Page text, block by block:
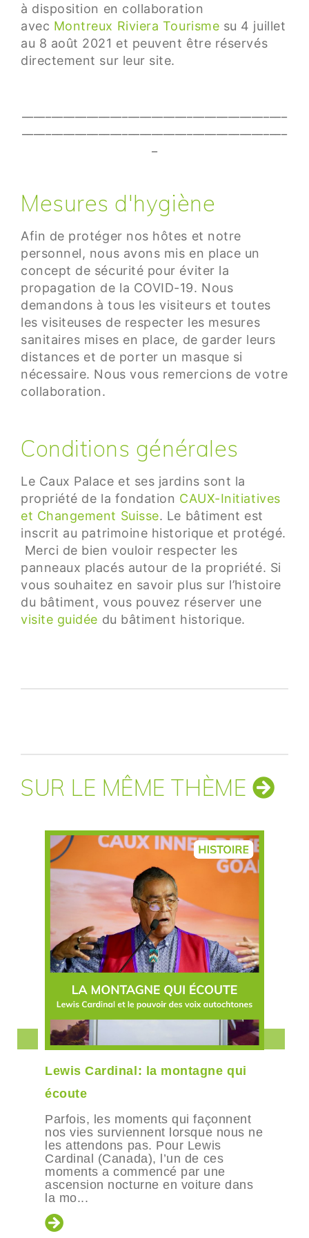
à disposition en collaboration
avec Montreux Riviera Tourisme su 4 juillet
au 8 août 2021 et peuvent être réservés
directement sur leur site.
Mesures d'hygiène
Afin de protéger nos hôtes et notre
personnel, nous avons mis en place un
concept de sécurité pour éviter la
propagation de la COVID-19. Nous
demandons à tous les visiteurs et toutes
les visiteuses de respecter les mesures
sanitaires mises en place, de garder leurs
distances et de porter un masque si
nécessaire. Nous vous remercions de votre
collaboration.
Conditions générales
Le Caux Palace et ses jardins sont la
propriété de la fondation CAUX-Initiatives
et Changement Suisse. Le bâtiment est
inscrit au patrimoine historique et protégé.
Merci de bien vouloir respecter les
panneaux placés autour de la propriété. Si
vous souhaitez en savoir plus sur l’histoire
du bâtiment, vous pouvez réserver une
visite guidée du bâtiment historique.
SUR LE MÊME THÈME
Lewis Cardinal: la montagne qui
écoute
Parfois, les moments qui façonnent
nos vies surviennent lorsque nous ne
les attendons pas. Pour Lewis
Cardinal (Canada), l’un de ces
moments a commencé par une
ascension nocturne en voiture dans
la mo...